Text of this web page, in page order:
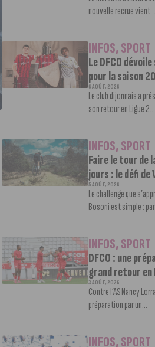
nouvelle recrue vient...
INFOS,SPORT
Le DFCO
pour la saison
6 AOÛT, 2026
Le club dijonnais a
son retour en Ligue
INFOS,SPORT
Faire le tour de
jours : le défi
5 AOÛT, 2026
Le challenge que
Bosoni est simple :
INFOS,SPORT
DFCO : une
grand retour en
3 AOÛT, 2026
Contre l’AS Nancy
préparation par un...
INFOS,SPORT